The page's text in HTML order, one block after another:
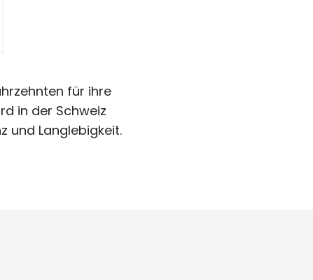
für ihre
in der Schweiz
und Langlebigkeit.